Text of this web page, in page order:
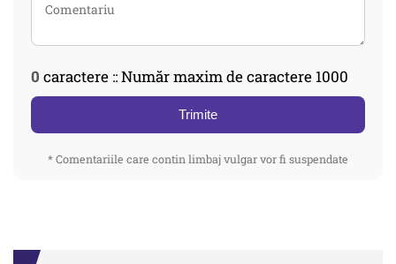
0 caractere :: Număr maxim de caractere 1000
Trimite
* Comentariile care contin limbaj vulgar vor fi suspendate